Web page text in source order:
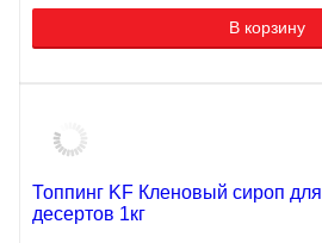
В корзину
Топпинг KF Кленовый сироп
десертов 1кг